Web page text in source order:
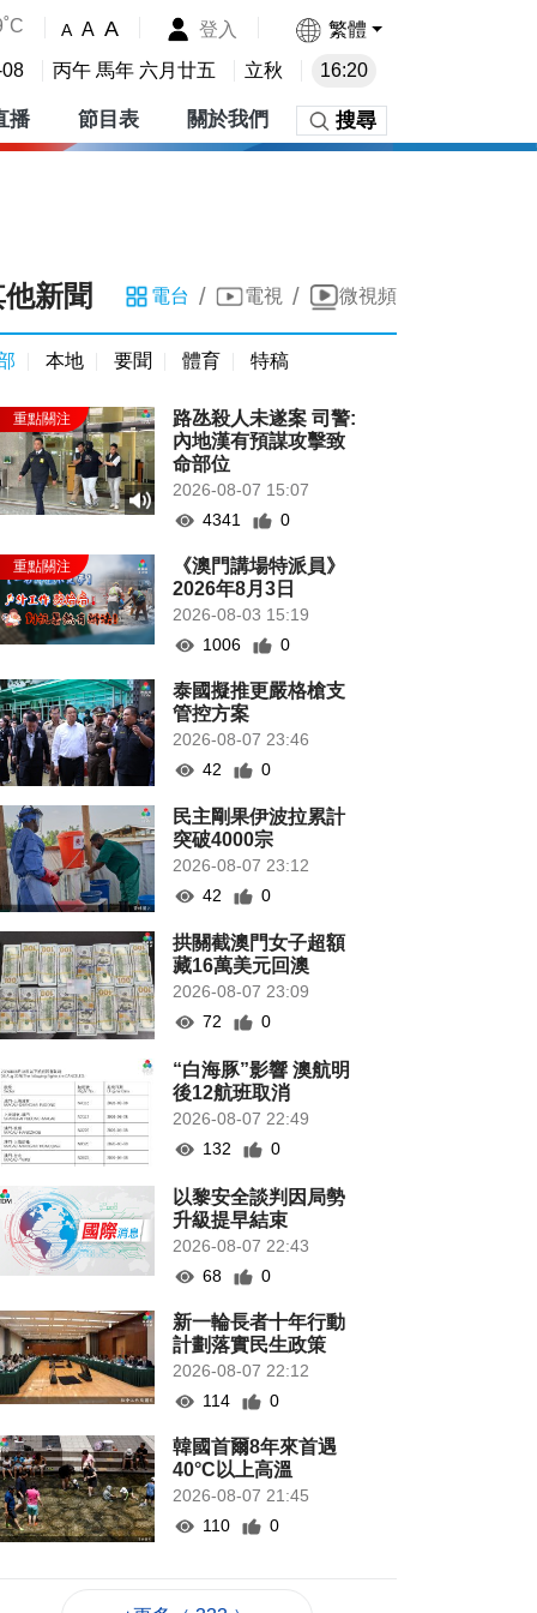
A A A 登入 繁體
丙午 馬年 六月廿五 立秋 16:20
播 節目表 關於我們 搜尋
新聞 電台 / 電視 / 微視頻
本地 要聞 體育 特稿
路氹殺人未遂案 司警:
內地漢有預謀攻擊致
命部位
2026-08-07 15:07
4341
0
《澳門講場特派員》
2026年8月3日
2026-08-03 15:19
1006
0
泰國擬推更嚴格槍支
管控方案
2026-08-07 23:46
42
0
民主剛果伊波拉累計
突破4000宗
2026-08-07 23:12
42
0
拱關截澳門女子超額
藏16萬美元回澳
2026-08-07 23:09
72
0
“白海豚”影響 澳航明
後12航班取消
2026-08-07 22:49
132
0
以黎安全談判因局勢
升級提早結束
2026-08-07 22:43
68
0
新一輪長者十年行動
計劃落實民生政策
2026-08-07 22:12
114
0
韓國首爾8年來首遇
40°C以上高溫
2026-08-07 21:45
110
0